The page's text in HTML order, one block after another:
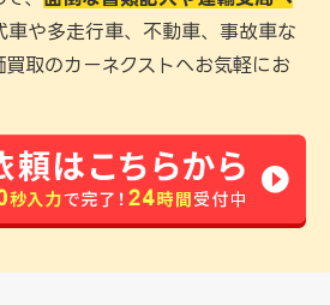
車や多走行車、不動車、事故車な
取のカーネクストへお気軽にお